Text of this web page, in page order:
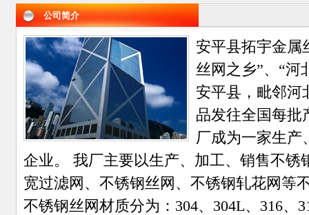
公司简介
安平县拓宇金属
丝网之乡”、“
安平县，毗邻河
品发往全国每批
厂成为一家生产
企业。 我厂主要以生产、加工、销售不锈
宽过滤网、不锈钢丝网、不锈钢轧花网等
不锈钢丝网材质分为：304、304L、316、